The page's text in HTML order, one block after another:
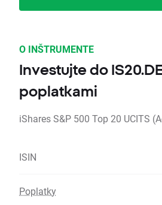
O INŠTRUMENTE
Investujte do
poplatkami
iShares S&P 500 Top 20 UCITS
ISIN
Poplatky